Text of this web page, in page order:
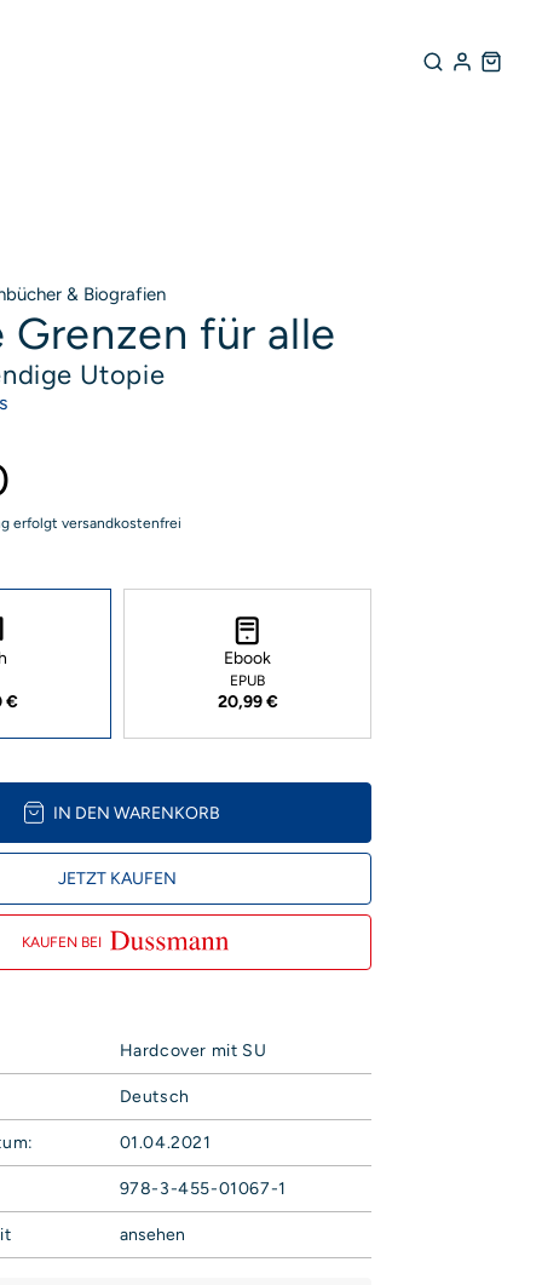
entdecken
& Biografien
für alle
Utopie
erfolgt versandkostenfrei
€
Ebook
EPUB
20,99 €
IN DEN WARENKORB
JETZT KAUFEN
KAUFEN BEI
Hardcover mit SU
Deutsch
01.04.2021
978-3-455-01067-1
ansehen